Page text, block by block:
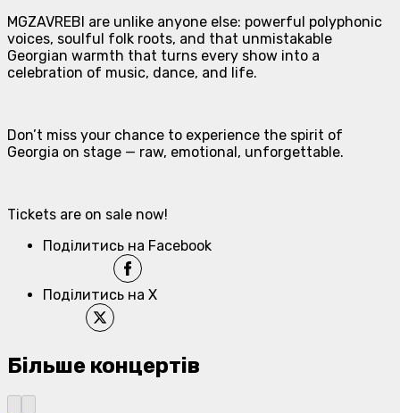
MGZAVREBI are unlike anyone else: powerful polyphonic
voices, soulful folk roots, and that unmistakable
Georgian warmth that turns every show into a
celebration of music, dance, and life.
Don’t miss your chance to experience the spirit of
Georgia on stage — raw, emotional, unforgettable.
Tickets are on sale now!
Поділитись на Facebook
Поділитись на X
Більше концертів